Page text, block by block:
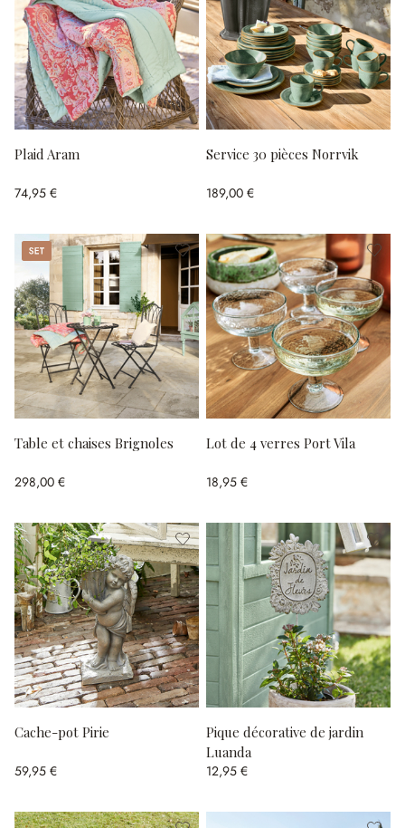
Plaid Aram
74,95 €
Service 30 pièces Norrvik
189,00 €
Set
Table et chaises Brignoles
298,00 €
Lot de 4 verres Port Vila
18,95 €
Cache-pot Pirie
59,95 €
Pique décorative de jardin
Luanda
12,95 €